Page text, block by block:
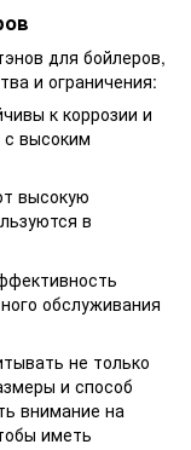
для бойлеров,
и ограничения:
к коррозии и
с высоким
высокую
в
обслуживания
не только
и способ
внимание на
иметь